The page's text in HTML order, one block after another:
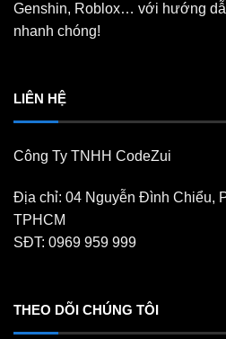
Genshin, Roblox… với hướng
nhanh chóng!
LIÊN HỆ
Công Ty TNHH CodeZui
Địa chỉ: 04 Nguyễn Đình Chiểu,
TPHCM
SĐT: 0969 959 999
THEO DÕI CHÚNG TÔI